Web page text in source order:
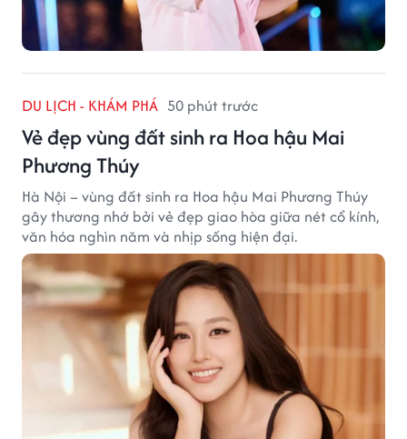
DU LỊCH - KHÁM PHÁ 50 phút trước
Vẻ đẹp vùng đất sinh ra Hoa hậu Mai
Phương Thúy
Hà Nội – vùng đất sinh ra Hoa hậu Mai Phương Thúy
gây thương nhớ bởi vẻ đẹp giao hòa giữa nét cổ kính,
văn hóa nghìn năm và nhịp sống hiện đại.